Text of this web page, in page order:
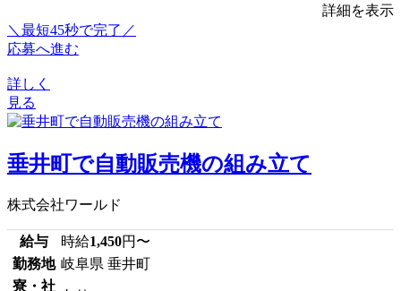
詳細を表示
＼最短45秒で完了／
応募へ進む
詳しく
見る
垂井町で自動販売機の組み立て
株式会社ワールド
給与 時給1,450円〜
勤務地 岐阜県 垂井町
寮・社